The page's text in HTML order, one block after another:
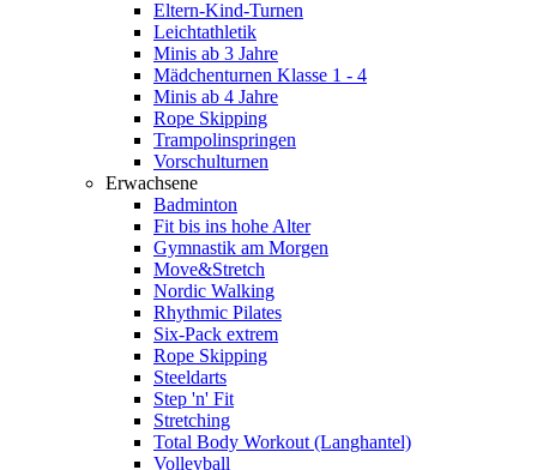
Eltern-Kind-Turnen
Leichtathletik
Minis ab 3 Jahre
Mädchenturnen Klasse 1 - 4
Minis ab 4 Jahre
Rope Skipping
Trampolinspringen
Vorschulturnen
Erwachsene
Badminton
Fit bis ins hohe Alter
Gymnastik am Morgen
Move&Stretch
Nordic Walking
Rhythmic Pilates
Six-Pack extrem
Rope Skipping
Steeldarts
Step 'n' Fit
Stretching
Total Body Workout (Langhantel)
Volleyball